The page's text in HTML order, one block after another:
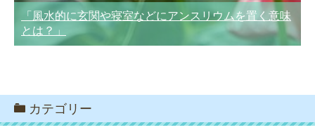
「風水的に玄関や寝室などにアンスリウムを置く意味
とは？」
カテゴリー